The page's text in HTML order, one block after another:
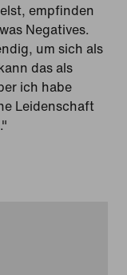
empfinden
Negatives.
um sich als
das als
ich habe
Leidenschaft